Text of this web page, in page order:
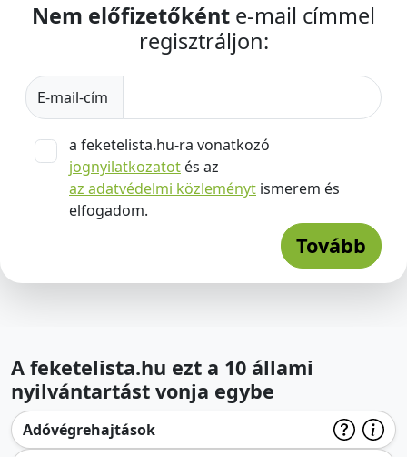
Nem előfizetőként e-mail címmel
regisztráljon:
E-mail-cím
a feketelista.hu-ra vonatkozó
jognyilatkozatot és az
az adatvédelmi közleményt ismerem és
elfogadom.
Tovább
A feketelista.hu ezt a 10 állami
nyilvántartást vonja egybe
Adóvégrehajtások